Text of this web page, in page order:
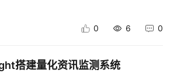
级聚焦三大能力提升： ✧ 密钥管理：开放用户数据
高效地发现数据价值 ✧ 全域用户关联：打
业务场景 在实际业务中，用户行为数据往往不仅用
务系统、运营平台、第三方应用进一步使用。 为了
0 6 0
搭建量化资讯监测系统